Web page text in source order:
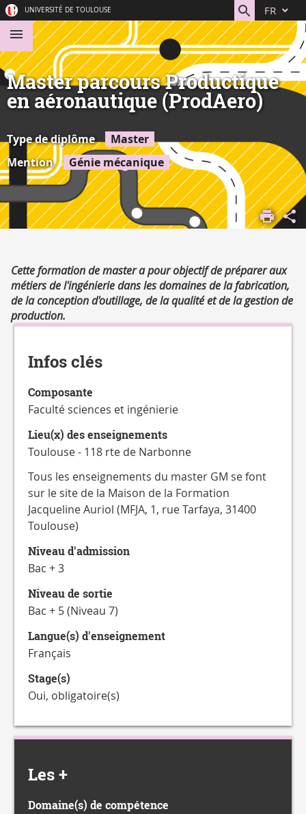
au
contenu
directs
UNIVERSITÉ DE TOULOUSE FR
Master parcours Productique
en aéronautique (ProdAero)
Type de diplôme
Master
Mention
Génie mécanique
ACCUEIL
S'ORIENTER,
NOS
FORMATIONS
CATALOGUE
DES
Résumé
Cette formation de master a pour objectif de préparer aux
métiers de l'ingénierie dans les domaines de la fabrication,
de la conception d'outillage, de la qualité et de la gestion de
production.
Détails
Infos clés
Composante
Faculté sciences et ingénierie
Lieu(x) des enseignements
Toulouse - 118 rte de Narbonne
Tous les enseignements du master GM se font
sur le site de la Maison de la Formation
Jacqueline Auriol (MFJA, 1, rue Tarfaya, 31400
Toulouse)
Niveau d'admission
Bac + 3
Niveau de sortie
Bac + 5 (Niveau 7)
Langue(s) d'enseignement
Français
Stage(s)
Oui, obligatoire(s)
Les +
Domaine(s) de compétence